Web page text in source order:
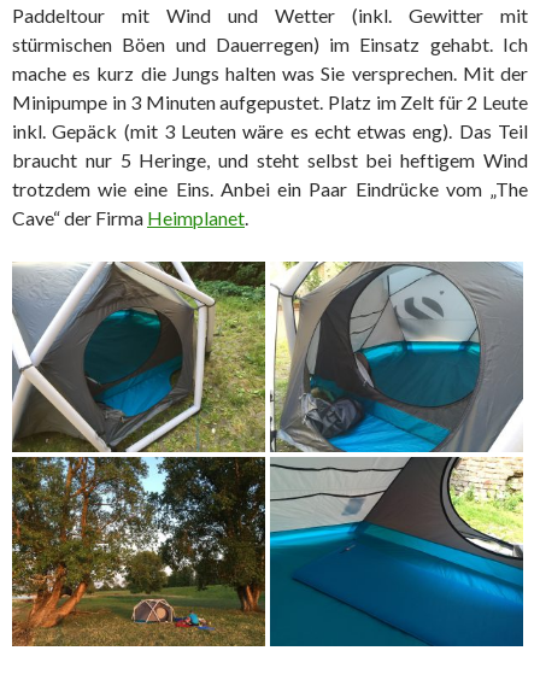
Paddeltour mit Wind und Wetter (inkl. Gewitter mit
stürmischen Böen und Dauerregen) im Einsatz gehabt. Ich
mache es kurz die Jungs halten was Sie versprechen. Mit der
Minipumpe in 3 Minuten aufgepustet. Platz im Zelt für 2 Leute
inkl. Gepäck (mit 3 Leuten wäre es echt etwas eng). Das Teil
braucht nur 5 Heringe, und steht selbst bei heftigem Wind
trotzdem wie eine Eins. Anbei ein Paar Eindrücke vom „The
Cave“ der Firma Heimplanet.